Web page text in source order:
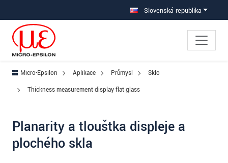
Prejdite priamo na hlavnú navigáciu Slovenská republika
Micro-Epsilon Aplikace Průmysl
Sklo
Thickness measurement display flat glass
Planarity a tloušťka displeje a
plochého skla